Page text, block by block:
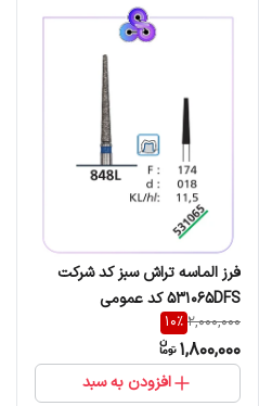
فرز الماسه تراش سبز کد شرکت
531065DFS کد عمومی
848L/174/018
2,000,000
10%
1,800,000
افزودن به سبد